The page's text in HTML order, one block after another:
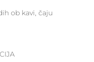
ob kavi, čaju